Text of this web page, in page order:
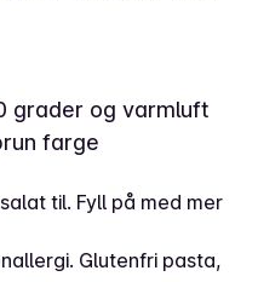
grader og varmluft
farge
til. Fyll på med mer
Glutenfri pasta,